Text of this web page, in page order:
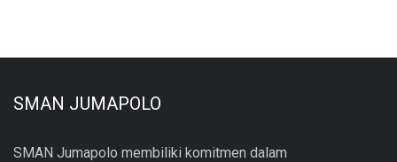
SMAN JUMAPOLO
SMAN Jumapolo membiliki komitmen dalam